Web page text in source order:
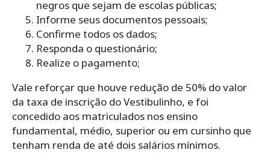
negros que sejam de escolas públicas;
Informe seus documentos pessoais;
Confirme todos os dados;
Responda o questionário;
Realize o pagamento;
Vale reforçar que houve redução de 50% do valor
da taxa de inscrição do Vestibulinho, e foi
concedido aos matriculados nos ensino
fundamental, médio, superior ou em cursinho que
tenham renda de até dois salários mínimos.